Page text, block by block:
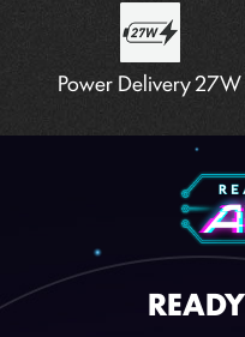
Power Delivery 27W